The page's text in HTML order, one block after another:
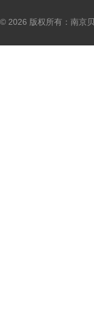
© 2026 版权所有：南京